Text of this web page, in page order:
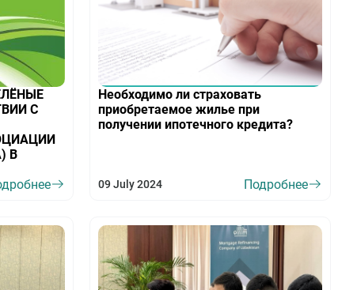
С
В
Необходимо ли страховать
приобретаемое жилье при
получении ипотечного кредита?
09 July 2024 Подробнее